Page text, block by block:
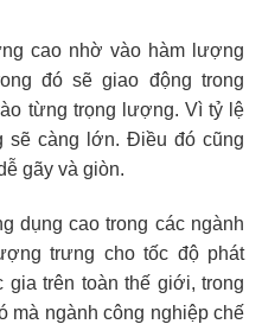
cao nhờ vào hàm lượng
đó sẽ giao động trong
từng trọng lượng. Vì tỷ lệ
sẽ càng lớn. Điều đó cũng
gãy và giòn.
dụng cao trong các ngành
trưng cho tốc độ phát
gia trên toàn thế giới, trong
mà ngành công nghiệp chế